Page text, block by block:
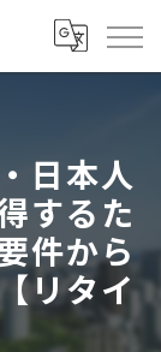
日本人
するた
件から
リタイ